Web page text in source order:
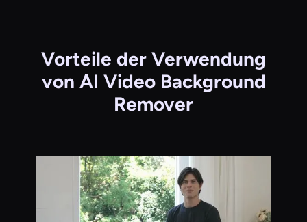
Vorteile der Verwendung
von AI Video Background
Remover